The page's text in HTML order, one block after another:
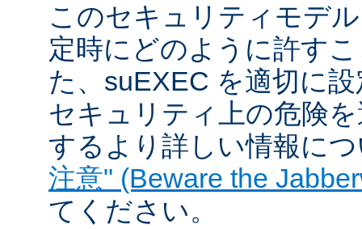
このセキュリティモデ
定時にどのように許す
た、suEXEC を適切に
セキュリティ上の危険
するより詳しい情報に
注意" (Beware the
てください。